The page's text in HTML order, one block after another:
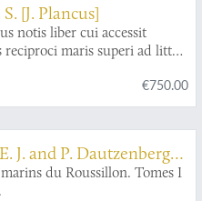
[J. Plancus]
notis liber cui accessit
reciproci maris superi ad littus
€750.00
J. and P. Dautzenberg
du Roussillon. Tomes I